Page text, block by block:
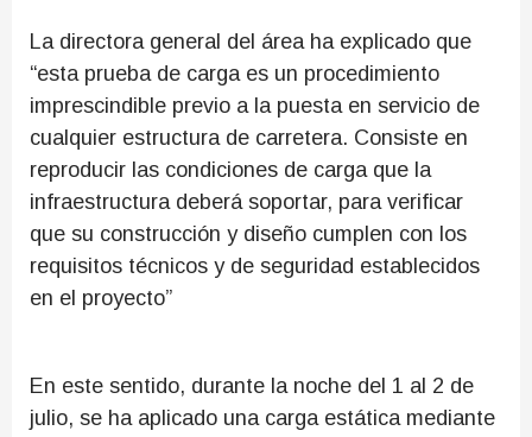
La directora general del área ha explicado que
“esta prueba de carga es un procedimiento
imprescindible previo a la puesta en servicio de
cualquier estructura de carretera. Consiste en
reproducir las condiciones de carga que la
infraestructura deberá soportar, para verificar
que su construcción y diseño cumplen con los
requisitos técnicos y de seguridad establecidos
en el proyecto”
En este sentido, durante la noche del 1 al 2 de
julio, se ha aplicado una carga estática mediante